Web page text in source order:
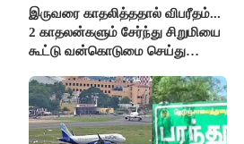
இருவரை காதலித்ததால் விபரீதம்...
2 காதலன்களும் சேர்ந்து சிறுமியை
கூட்டு வன்கொடுமை செய்து